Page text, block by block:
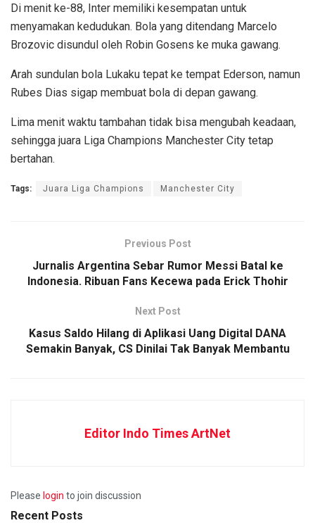
Di menit ke-88, Inter memiliki kesempatan untuk
menyamakan kedudukan. Bola yang ditendang Marcelo
Brozovic disundul oleh Robin Gosens ke muka gawang.
Arah sundulan bola Lukaku tepat ke tempat Ederson, namun
Rubes Dias sigap membuat bola di depan gawang.
Lima menit waktu tambahan tidak bisa mengubah keadaan,
sehingga juara Liga Champions Manchester City tetap
bertahan.
Tags: Juara Liga Champions Manchester City
Previous Post
Jurnalis Argentina Sebar Rumor Messi Batal ke
Indonesia. Ribuan Fans Kecewa pada Erick Thohir
Next Post
Kasus Saldo Hilang di Aplikasi Uang Digital DANA
Semakin Banyak, CS Dinilai Tak Banyak Membantu
Editor Indo Times ArtNet
Please login to join discussion
Recent Posts